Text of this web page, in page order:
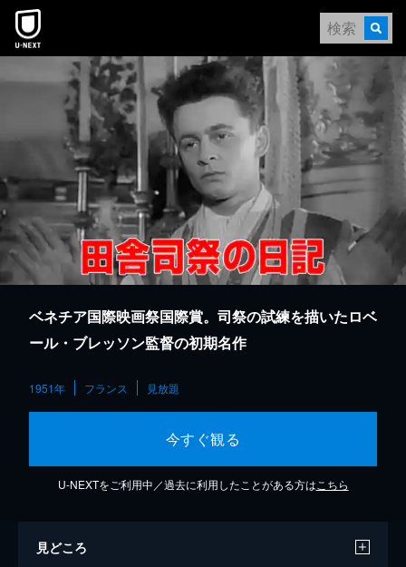
本文へスキップ
ベネチア国際映画祭国際賞。司祭の試練を描いたロベ
ール・ブレッソン監督の初期名作
1951年 フランス 見放題
今すぐ観る
U-NEXTをご利用中／過去に利用したことがある方は こちら
見どころ